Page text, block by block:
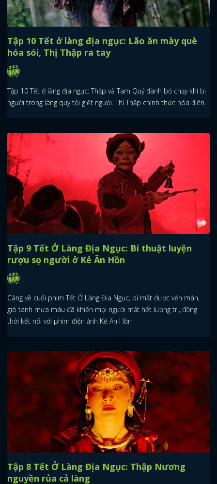
Tập 10 Tết ở làng địa ngục: Lão ăn mày què
hóa sói, Thị Thập ra tay
Tập 10 Tết ở làng địa ngục: Thập và Tam Quỷ đành bỏ chạy khi bị
người trong làng quy tội giết người. Thị Thập chính thức hóa điên.
Tập 9 Tết Ở Làng Địa Ngục: Bí thuật luyện
rượu sọ người ở Kẻ Ăn Hồn
Càng về cuối phim Tết Ở Làng Địa Ngục, bí mật được vén màn,
gió tanh mưa máu đã khiến mọi người mất hết lương tri, đồng
thời kết nối với phim điện ảnh Kẻ Ăn Hồn
Tập 8 Tết Ở Làng Địa Ngục: Thập Nương
nguyền rủa cả làng